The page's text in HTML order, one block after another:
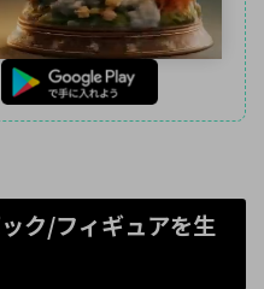
ク/フィギュアを生